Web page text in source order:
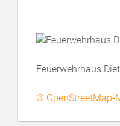
Feuerwehrhaus
© OpenStreetMap-